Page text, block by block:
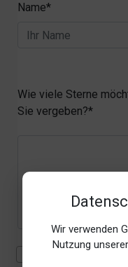
Wir verwenden
Nutzung
Name*
Wie viele Sterne
Sie vergeben?*
Mit der